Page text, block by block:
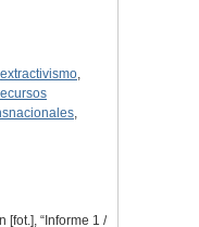
extractivismo,
,
[fot.], “Informe 1 /